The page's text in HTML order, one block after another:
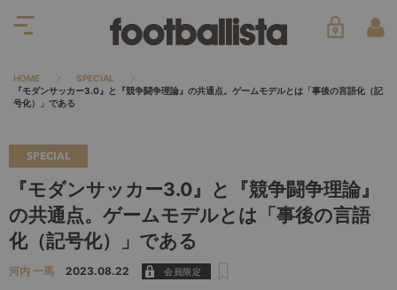
HOME
SPECIAL
『モダンサッカー3.0』と『競争闘争理論』の共通点。ゲームモデルとは「事後の言語化（記
号化）」である
SPECIAL
『モダンサッカー3.0』と『競争闘争理論』
の共通点。ゲームモデルとは「事後の言語
化（記号化）」である
河内 一馬 2023.08.22